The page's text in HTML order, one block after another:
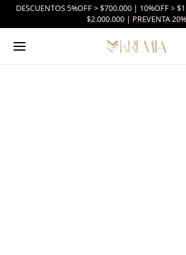
DESCUENTOS 5%OFF > $700.000 | 10%OFF >
$2.000.000 | PREVENTA 20%